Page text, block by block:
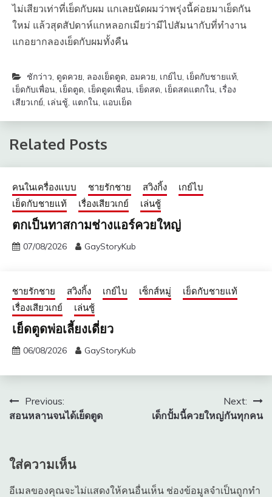
ไม่เสียวเท่าที่เย็ดกับผม แกเลยนัดผมว่าพรุ่งนี้ค่อยมาเย็ดกัน
ใหม่ แล้วสุดสัปดาห์แกหลอกเมียว่ามีไปสัมนากับที่ทำงาน
แกอยากลองเย็ดกับผมทั้งคืน
ชักว่าว, ดูดควย, ลองเย็ดตูด, อมควย, เกย์ไบ, เย็ดกับชายแท้,
เย็ดกับเพื่อน, เย็ดตูด, เย็ดตูดเพื่อน, เย็ดสด, เย็ดสดแตกใน, เรื่อง
เสียวเกย์, เล่นชู้, แตกใน, แอบเย็ด
Related Posts
คนในเครื่องแบบ ชายรักชาย สวิงกิ้ง
เกย์ไบ
เย็ดกับชายแท้
เรื่องเสียวเกย์ เล่นชู้
ตกเป็นทาสกามช่างแอร์ควยใหญ่
07/08/2026 GayStoryKub
ชายรักชาย สวิงกิ้ง เกย์ไบ เซ็กส์หมู่
เย็ดกับชายแท้
เรื่องเสียวเกย์
เล่นชู้
เย็ดตูดพ่อเลี้ยงเดี่ยว
06/08/2026 GayStoryKub
แนะแนว
เรื่อง
Previous:
สอนหลานจนได้เย็ดตูด
Next:
เด็กปั้มนี้ควยใหญ่กันทุกคน
ใส่ความเห็น
อีเมลของคุณจะไม่แสดงให้คนอื่นเห็น ช่องข้อมูลจำเป็นถูกทำ